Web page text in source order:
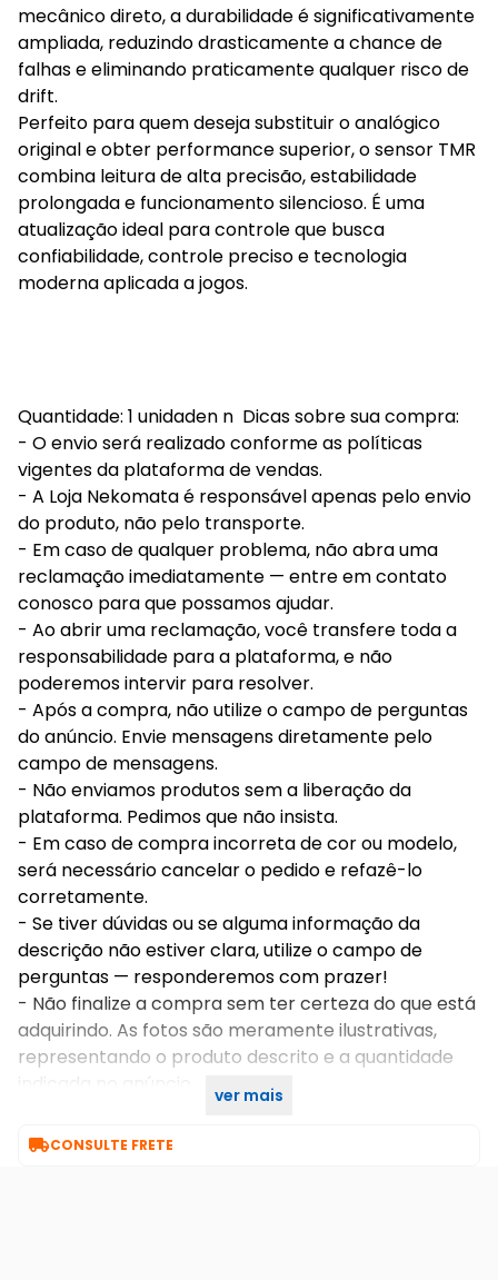
mecânico direto, a durabilidade é significativamente
ampliada, reduzindo drasticamente a chance de
falhas e eliminando praticamente qualquer risco de
drift.
Perfeito para quem deseja substituir o analógico
original e obter performance superior, o sensor TMR
combina leitura de alta precisão, estabilidade
prolongada e funcionamento silencioso. É uma
atualização ideal para controle que busca
confiabilidade, controle preciso e tecnologia
moderna aplicada a jogos.
Quantidade: 1 unidaden n Dicas sobre sua compra:
- O envio será realizado conforme as políticas
vigentes da plataforma de vendas.
- A Loja Nekomata é responsável apenas pelo envio
do produto, não pelo transporte.
- Em caso de qualquer problema, não abra uma
reclamação imediatamente — entre em contato
conosco para que possamos ajudar.
- Ao abrir uma reclamação, você transfere toda a
responsabilidade para a plataforma, e não
poderemos intervir para resolver.
- Após a compra, não utilize o campo de perguntas
do anúncio. Envie mensagens diretamente pelo
campo de mensagens.
- Não enviamos produtos sem a liberação da
plataforma. Pedimos que não insista.
- Em caso de compra incorreta de cor ou modelo,
será necessário cancelar o pedido e refazê-lo
corretamente.
- Se tiver dúvidas ou se alguma informação da
descrição não estiver clara, utilize o campo de
perguntas — responderemos com prazer!
- Não finalize a compra sem ter certeza do que está
adquirindo. As fotos são meramente ilustrativas,
representando o produto descrito e a quantidade
indicada no anúncio.
ver mais
CONSULTE FRETE